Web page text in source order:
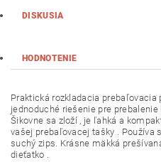
DISKUSIA
HODNOTENIE
Praktická rozkladacia prebaľovacia
jednoduché riešenie pre prebalenie
Šikovne sa zloží , je ľahká a
vašej prebaľovacej tašky . Používa
suchý zips. Krásne mäkká
dieťatko .